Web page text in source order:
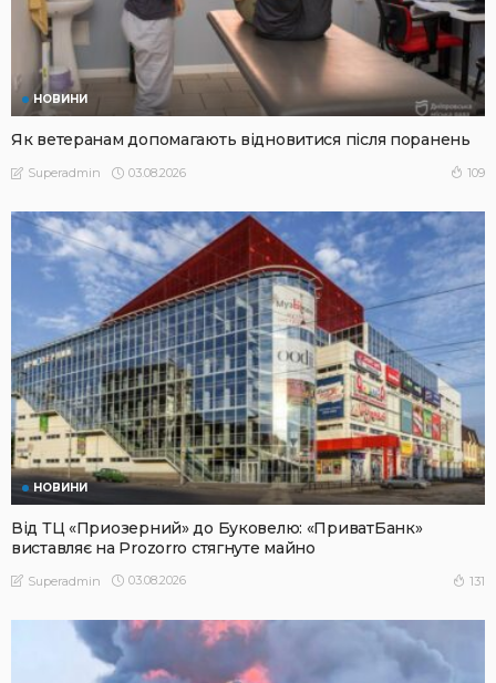
НОВИНИ
Як ветеранам допомагають відновитися після поранень
Superadmin 03.08.2026 109
НОВИНИ
Від ТЦ «Приозерний» до Буковелю: «ПриватБанк»
виставляє на Prozorro стягнуте майно
Superadmin 03.08.2026 131